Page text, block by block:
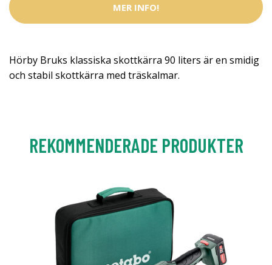
MER INFO!
Hörby Bruks klassiska skottkärra 90 liters är en smidig
och stabil skottkärra med träskalmar.
REKOMMENDERADE PRODUKTER